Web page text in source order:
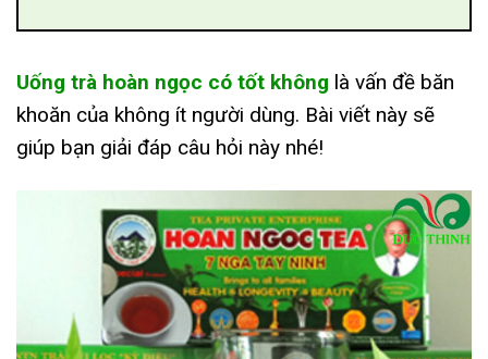
Uống trà hoàn ngọc có tốt không là vấn đề băn
khoăn của không ít người dùng. Bài viết này sẽ
giúp bạn giải đáp câu hỏi này nhé!